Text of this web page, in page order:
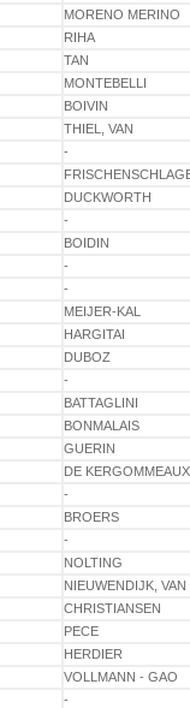
MORENO MERINO
RIHA
TAN
MONTEBELLI
BOIVIN
THIEL, VAN
-
DUCKWORTH
-
BOIDIN
-
-
MEIJER-KAL
HARGITAI
DUBOZ
-
BATTAGLINI
BONMALAIS
GUERIN
DE KERGOMMEAUX
-
BROERS
-
NOLTING
NIEUWENDIJK, VAN
CHRISTIANSEN
PECE
HERDIER
VOLLMANN - GAO
-